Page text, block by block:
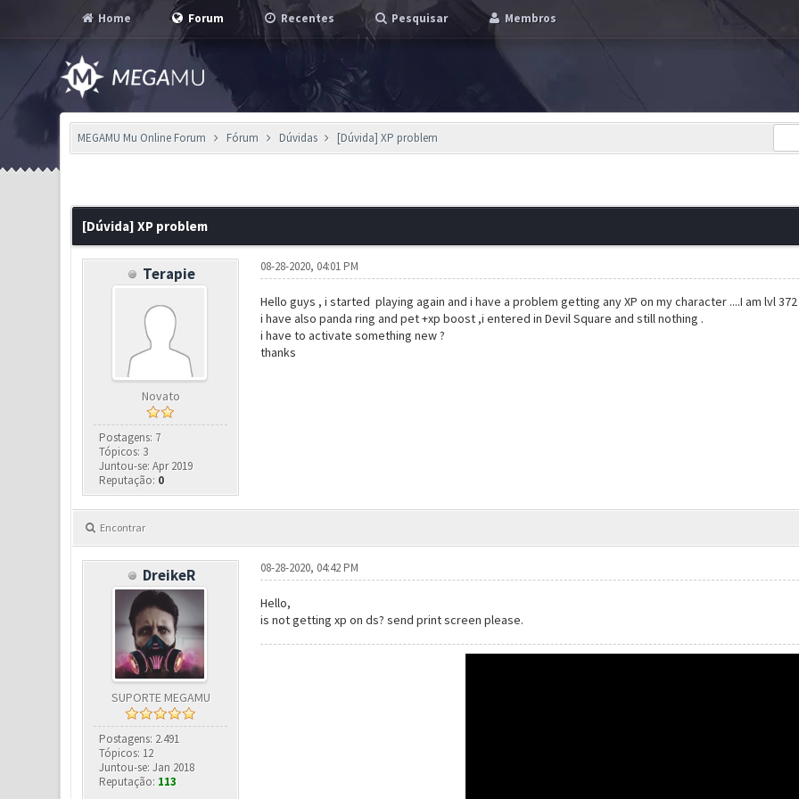
Home Forum Recentes Pesquisar Membros
MEGAMU Mu Online Forum Fórum Dúvidas [Dúvida] XP problem
[Dúvida] XP problem
Terapie
Novato
Postagens: 7
Tópicos: 3
Juntou-se: Apr 2019
Reputação: 0
08-28-2020, 04:01 PM
Hello guys , i started playing again and i have a problem getting any XP on my character ....I am lvl
i have also panda ring and pet +xp boost ,i entered in Devil Square and still nothing .
i have to activate something new ?
thanks
Encontrar
DreikeR
SUPORTE MEGAMU
Postagens: 2.491
Tópicos: 12
Juntou-se: Jan 2018
Reputação: 113
08-28-2020, 04:42 PM
Hello,
is not getting xp on ds? send print screen please.